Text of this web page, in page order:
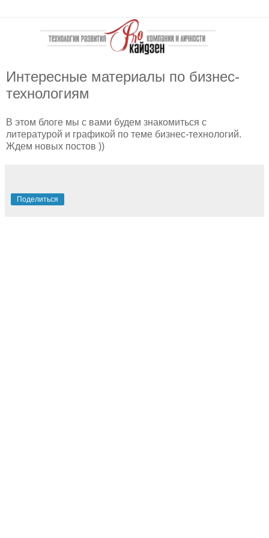
Интересные материалы по бизнес-
технологиям
В этом блоге мы с вами будем знакомиться с
литературой и графикой по теме бизнес-технологий.
Ждем новых постов ))
Поделиться